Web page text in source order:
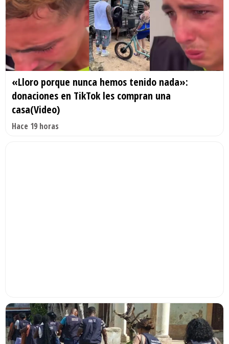
«Lloro porque nunca hemos tenido nada»:
donaciones en TikTok les compran una
casa(Video)
Hace 19 horas